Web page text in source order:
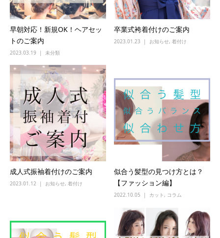
早朝対応！新規OK！ヘアセッ
トのご案内
2023.03.19 未分類
卒業式袴着付けのご案内
2023.01.23 お知らせ, 着付け
成人式振袖着付けのご案内
2023.01.12 お知らせ, 着付け
似合う髪型の見つけ方とは？
【ファッション編】
2022.10.05 カット, コラム